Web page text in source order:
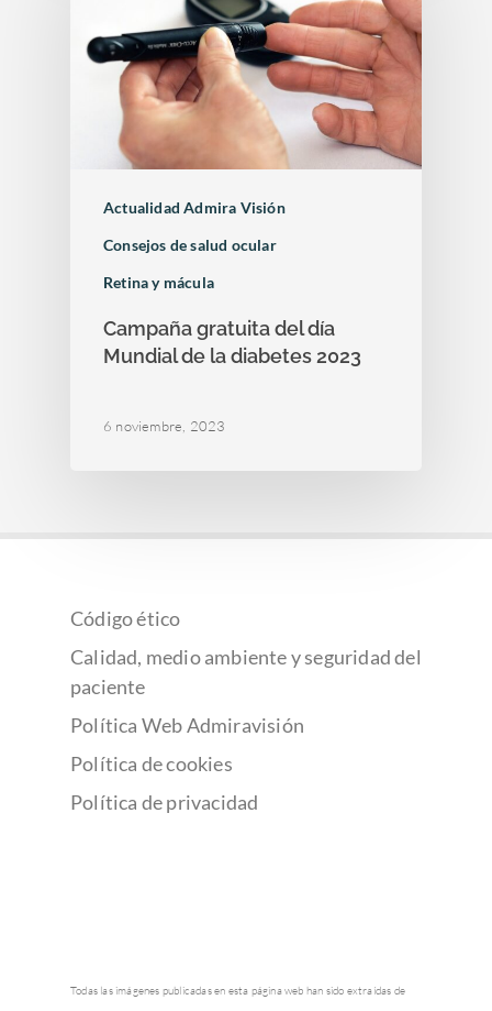
Actualidad Admira Visión
Consejos de salud ocular
Retina y mácula
Campaña gratuita del día
Mundial de la diabetes 2023
6 noviembre, 2023
Código ético
Calidad, medio ambiente y seguridad del
paciente
Política Web Admiravisión
Política de cookies
Política de privacidad
Todas las imágenes publicadas en esta página web han sido extraídas de